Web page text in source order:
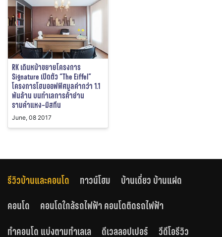
RK เดินหน้าขยายโครงการ
Signature เปิดตัว “The Eiffel”
โครงการโฮมออฟฟิศมูลค่ากว่า 1.1
พันล้าน บนทำเลการค้าย่าน
รามคำแหง–มิสทีน
June, 08 2017
รีวิวบ้านและคอนโด ทาวน์โฮม
บ้านเดี่ยว บ้านแฝด
คอนโด
คอนโดใกล้รถไฟฟ้า คอนโดติดรถไฟฟ้า
ทำคอนโด แบ่งตามทำเลเล
ดีเวลลอปเปอร์ วีดีโอรีวิว